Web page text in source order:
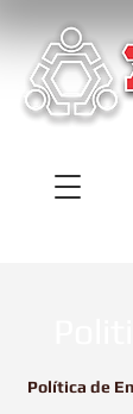
Política de